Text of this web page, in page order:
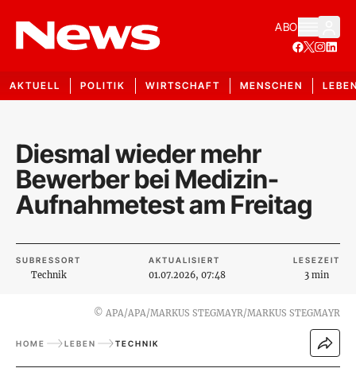
ABO
AKTUELL POLITIK WIRTSCHAFT MENSCHEN
Diesmal wieder mehr
Bewerber bei Medizin-
Aufnahmetest am Freitag
SUBRESSORT
Technik
AKTUALISIERT
01.07.2026, 07:48
LESEZEIT
3 min
© APA/APA/MARKUS STEGMAYR/MARKUS STEGMAYR
HOME LEBEN TECHNIK